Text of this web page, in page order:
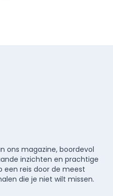
ons magazine, boordevol
inzichten en prachtige
een reis door de meest
die je niet wilt missen.